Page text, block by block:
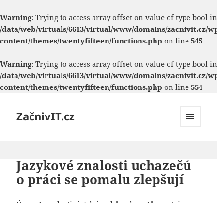
Warning: Trying to access array offset on value of type bool in
/data/web/virtuals/6613/virtual/www/domains/zacnivit.cz/
content/themes/twentyfifteen/functions.php on line 545
Warning: Trying to access array offset on value of type bool in
/data/web/virtuals/6613/virtual/www/domains/zacnivit.cz/
content/themes/twentyfifteen/functions.php on line 554
ZačnivIT.cz
Jazykové znalosti uchazečů
o práci se pomalu zlepšují